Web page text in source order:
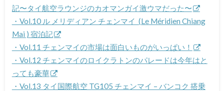
記〜タイ航空ラウンジのカオマンガイ激ウマだった〜
・Vol.10 ル メリディアン チェンマイ (Le Méridien Chiang
Mai ) 宿泊記
・Vol.11 チェンマイの市場は面白いものがいっぱい！
・Vol.12 チェンマイのロイクラトンのパレードは今年はと
っても豪華
・Vol.13 タイ国際航空 TG105 チェンマイ – バンコク 搭乗